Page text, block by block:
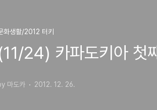
화생활/2012 터키
24) 카파도키아 첫
마도카 2012. 12. 26.